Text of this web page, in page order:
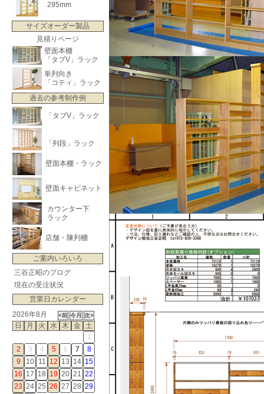
295mm
サイズオーダー製品
見積りページ
壁面本棚
「タブV」ラック
単列向き
「コティ」ラック
過去の参考制作例
「タブV」ラック
「列段」ラック
壁面本棚・ラック
壁面キャビネット
カウンター下
ラック
店舗・陳列棚
ご案内いろいろ
三谷正昭のブログ
現在の受注状況
営業日カレンダー
2026年8月
日
月 火 水 木 金
土
1
2
3 4 5 6 7
8
9
10 11 12 13 14 15
16 17 18 19 20 21 22
23 24 25 26 27 28 29